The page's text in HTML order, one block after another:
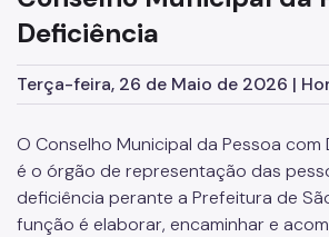
Eventos do CMPD
Reuniões Plenárias do CMPD
Informações sobre cultura e
Deficiência
Terça-feira, 26 de Maio de 2026 |
O Conselho Municipal da Pessoa com
é o órgão de representação das
deficiência perante a Prefeitura de
função é elaborar, encaminhar e